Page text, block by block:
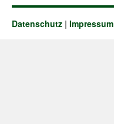
Datenschutz | Impressum